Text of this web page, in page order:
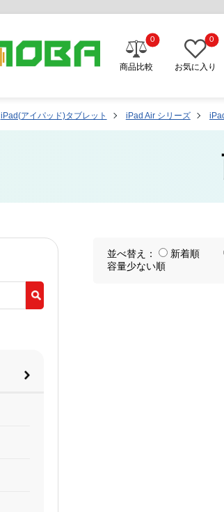
商品比較
0
お気に入り
0
iPad(アイパッド)タブレット iPad Air シリーズ
並べ替え： 新着順
容量少ない順